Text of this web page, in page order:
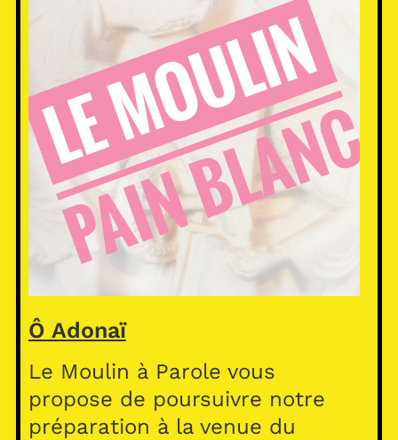
Ô Adonaï
Le Moulin à Parole vous
propose de poursuivre notre
préparation à la venue du